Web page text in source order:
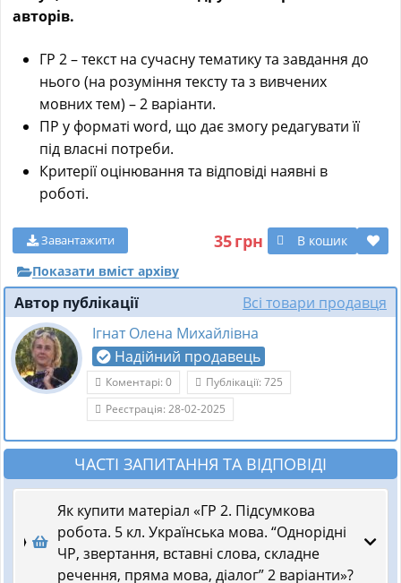
авторів.
ГР 2 – текст на сучасну тематику та завдання до
нього (на розуміння тексту та з вивчених
мовних тем) – 2 варіанти.
ПР у форматі word, що дає змогу редагувати її
під власні потреби.
Критерії оцінювання та відповіді наявні в
роботі.
35грн В кошик
Завантажити
Показати вміст архіву
Автор публікації
Всі товари продавця
Ігнат Олена Михайлівна
Надійний продавець
Коментарі: 0
Публікації: 725
Реєстрація: 28-02-2025
ЧАСТІ ЗАПИТАННЯ ТА ВІДПОВІДІ
Як купити матеріал «ГР 2. Підсумкова
робота. 5 кл. Українська мова. “Однорідні
ЧР, звертання, вставні слова, складне
речення, пряма мова, діалог” 2 варіанти»?